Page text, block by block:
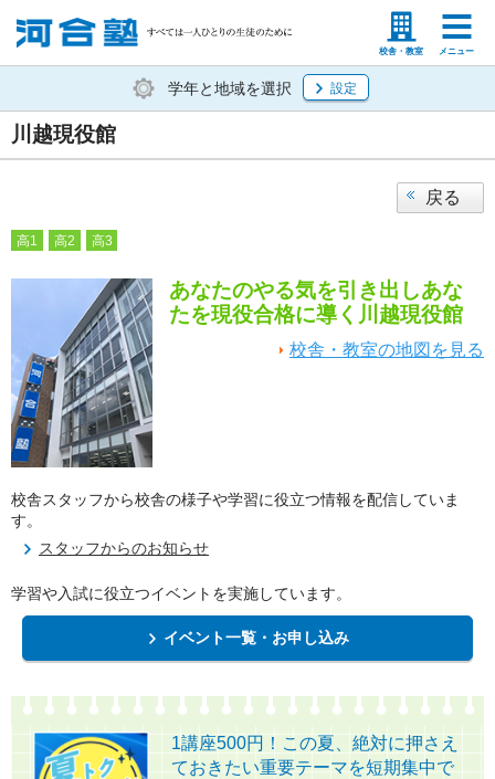
校舎・教室 メニュー
塾生の方 高等学校の先生
学年と地域を選択 設定
川越現役館
戻る
高1 高2 高3
あなたのやる気を引き出しあな
たを現役合格に導く川越現役館
校舎・教室の地図を見る
校舎スタッフから校舎の様子や学習に役立つ情報を配信していま
す。
スタッフからのお知らせ
学習や入試に役立つイベントを実施しています。
イベント一覧・お申し込み
1講座500円！この夏、絶対に押さえ
ておきたい重要テーマを短期集中で